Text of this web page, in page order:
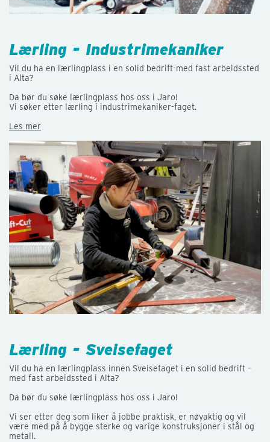
Lærling - Industrimekaniker
Vil du ha en lærlingplass i en solid bedrift-med fast arbeidssted
i Alta?
Da bør du søke lærlingplass hos oss i Jaro!
Vi søker etter lærling i industrimekaniker-faget.
Les mer
Lærling - Sveisefaget
Vil du ha en lærlingplass innen Sveisefaget i en solid bedrift –
med fast arbeidssted i Alta?
Da bør du søke lærlingplass hos oss i Jaro!
Vi ser etter deg som liker å jobbe praktisk, er nøyaktig og vil
være med på å bygge sterke og varige konstruksjoner i stål og
metall.